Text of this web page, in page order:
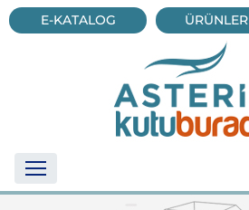
E-KATALOG ÜRÜNLER